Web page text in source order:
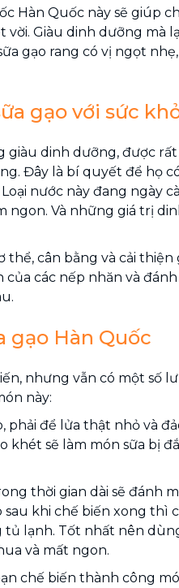
Hàn Quốc này sẽ giúp
Giàu dinh dưỡng mà
gạo rang có vị ngọt
gạo với sức
giàu dinh dưỡng, được
Đây là bí quyết để họ
nước này đang ngày
ngon. Và những giá trị
thể, cân bằng và cải thiện
các nếp nhăn và đánh
gạo Hàn Quốc
nhưng vẫn có một số
này:
phải để lửa thật nhỏ và
khét sẽ làm món sữa bị
thời gian dài sẽ đánh
khi chế biến xong thì
lạnh. Tốt nhất nên
và mất ngon.
chế biến thành công